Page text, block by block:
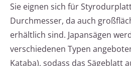
Sie eignen sich für
Durchmesser, da auch
erhältlich sind. Japansägen
verschiedenen Typen
Kataba), sodass das Sägeblatt